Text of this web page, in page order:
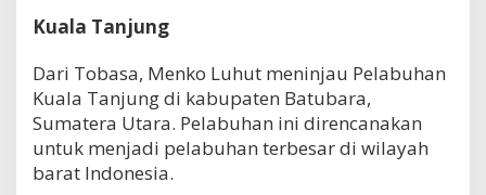
Kuala Tanjung
Dari Tobasa, Menko Luhut meninjau Pelabuhan
Kuala Tanjung di kabupaten Batubara,
Sumatera Utara. Pelabuhan ini direncanakan
untuk menjadi pelabuhan terbesar di wilayah
barat Indonesia.